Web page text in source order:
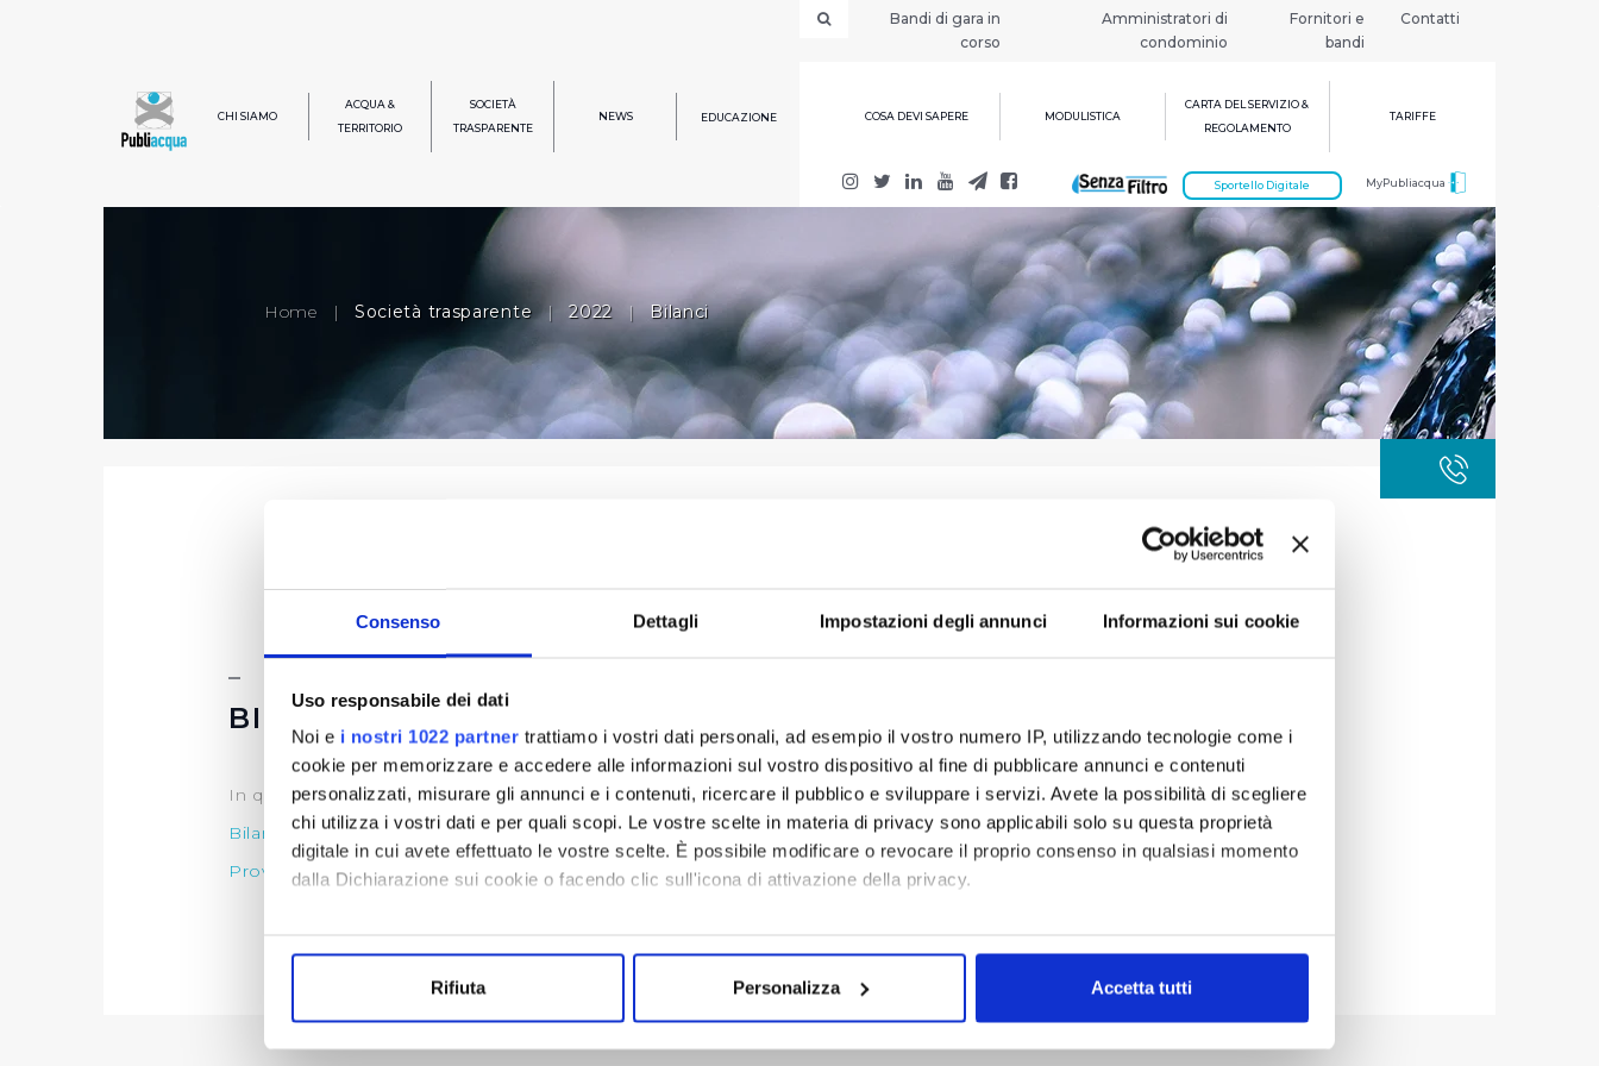
Consenso Dettagli Impostazioni degli annunci Informazioni sui cookie
Uso responsabile dei dati
Noi e i nostri 1022 partner trattiamo i vostri dati personali, ad esempio il vostro numero IP, utilizzando tecnologie come i
cookie per memorizzare e accedere alle informazioni sul vostro dispositivo al fine di pubblicare annunci e contenuti
personalizzati, misurare gli annunci e i contenuti, ricercare il pubblico e sviluppare i servizi. Avete la possibilità di scegliere
chi utilizza i vostri dati e per quali scopi. Le vostre scelte in materia di privacy sono applicabili solo su questa proprietà
digitale in cui avete effettuato le vostre scelte. È possibile modificare o revocare il proprio consenso in qualsiasi momento
dalla Dichiarazione sui cookie o facendo clic sull'icona di attivazione della privacy.
Identificare il tuo dispositivo, scansionandolo attivamente alla ricerca di caratteristiche specifiche (impronte
digitali).
Rifiuta Personalizza Accetta tutti
Bandi di gara in
corso
Amministratori di
condominio
Fornitori e
bandi
Contatti
CHI SIAMO
ACQUA &
TERRITORIO
SOCIETÀ
TRASPARENTE
NEWS EDUCAZIONE COSA DEVI SAPERE MODULISTICA
CARTA DEL SERVIZIO &
REGOLAMENTO
TARIFFE
MyPubliacqua
Sportello Digitale
Home | Società trasparente | 2022 | Bilanci
Data aggiornamento: 01.02.2023
BILANCI
In questa sezione è possibile trovare le seguenti informazioni:
Bilancio
Provvedimenti